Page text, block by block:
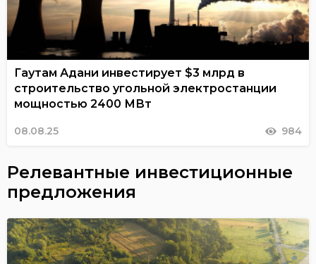
Гаутам Адани инвестирует $3 млрд в
строительство угольной электростанции
мощностью 2400 МВт
08.08.25 984
Релевантные инвестиционные
предложения